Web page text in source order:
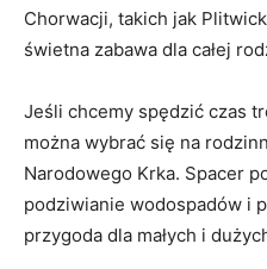
Chorwacji, takich jak
świetna zabawa dla⁢ całej‌
Jeśli⁣ chcemy ⁢spędzić czas
można wybrać się na
Narodowego ​Krka. Spacer
podziwianie wodospadów i⁤
przygoda dla ⁣małych‍ i